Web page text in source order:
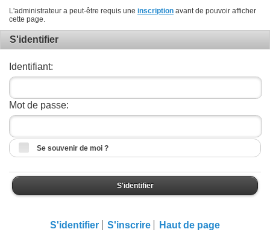
L'administrateur a peut-être requis une inscription avant de pouvoir afficher
cette page.
S'identifier
Identifiant:
Mot de passe:
Se souvenir de moi ?
S'identifier
S'identifier S'inscrire Haut de page